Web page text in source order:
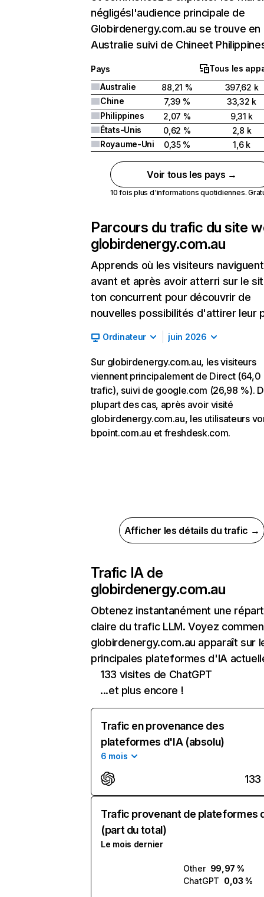
négligésl'audience principale de
Globirdenergy.com.au se trouve en
Australie suivi de Chineet
Pays
Tous les
Australie
88,21 %
397,62 k
Chine
7,39 %
33,32 k
Philippines
2,07 %
9,31 k
États-Unis
0,62 %
2,8 k
Royaume-Uni
0,35 % 1,6 k
Voir tous les pays →
10 fois plus d'informations quotidiennes.
Parcours du trafic du site
globirdenergy.com.au
Apprends où les visiteurs naviguent
avant et après avoir atterri sur le
ton concurrent pour découvrir de
nouvelles possibilités d'attirer leur
Ordinateur juin 2026
Sur globirdenergy.com.au, les visiteurs
viennent principalement de Direct (64,0
trafic), suivi de google.com (26,98 %).
plupart des cas, après avoir visité
globirdenergy.com.au, les utilisateurs
bpoint.com.au et freshdesk.com.
Afficher les détails du trafic →
Trafic IA de
globirdenergy.com.au
Obtenez instantanément une
claire du trafic LLM. Voyez
globirdenergy.com.au apparaît sur
principales plateformes d'IA
133 visites de ChatGPT
...et plus encore !
Trafic en provenance des
plateformes d'IA (absolu)
6 mois
133
Trafic provenant de plateformes
(part du total)
Le mois dernier
Other 99,97 %
ChatGPT 0,03 %